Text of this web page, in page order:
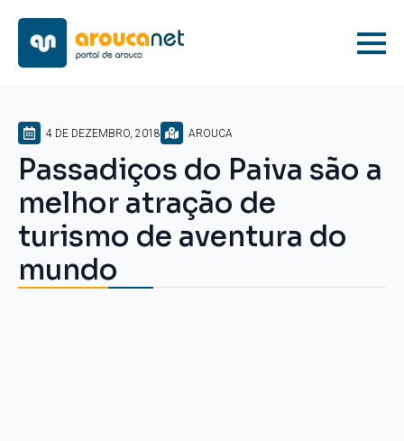
4 DE DEZEMBRO, 2018 AROUCA
Passadiços do Paiva são a
melhor atração de
turismo de aventura do
mundo